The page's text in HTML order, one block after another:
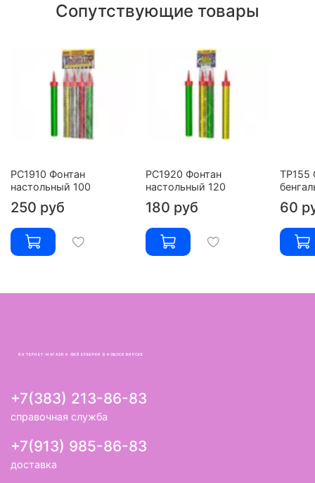
Сопутствующие товары
РС1910 Фонтан
настольный 100
250 руб
РС1920 Фонтан
настольный 120
180 руб
ТР155
60
ИНТЕРНЕТ-МАГАЗИН ФЕЙЕРВЕРКИ В НОВОСИБИРСКЕ
+7(383) 213-86-83
справочная служба
+7(913) 985-86-83
доставка